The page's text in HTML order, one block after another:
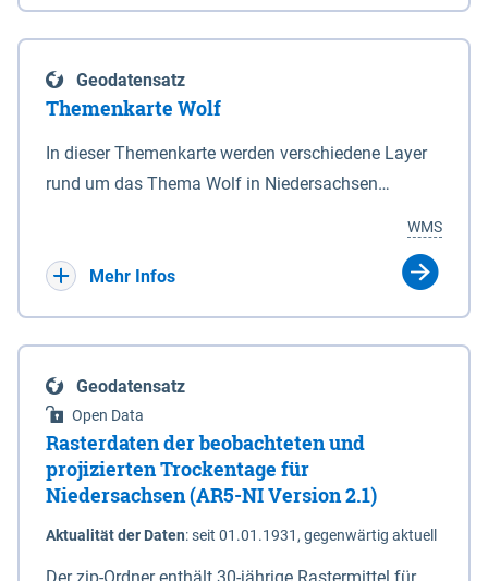
enthalten. Sperrwerke Sperrwerke sind Bauwerke
mit Sperrvorrichtungen in Tidegewässern, die dem
Schutz eines Gebietes vor erhöhten Tiden, vor allem
vor Sturmfluten, zu dienen bestimmt sind (§2 Abs.3
Eigenschaft eines Sperrwerkes durch Widmung, die
die Deichbehörde durch Verordnung ausspricht.
Geodatensatz
Themenkarte Wolf
In dieser Themenkarte werden verschiedene Layer
rund um das Thema Wolf in Niedersachsen
sowie Status der bestehenden Wolfsterritorien im
laufenden Monitoringjahr.
WMS
Mehr Infos
Geodatensatz
Open Data
Rasterdaten der beobachteten und
projizierten Trockentage für
Niedersachsen (AR5-NI Version 2.1)
Aktualität der Daten:seit 01.01.1931, gegenwärtig aktuell